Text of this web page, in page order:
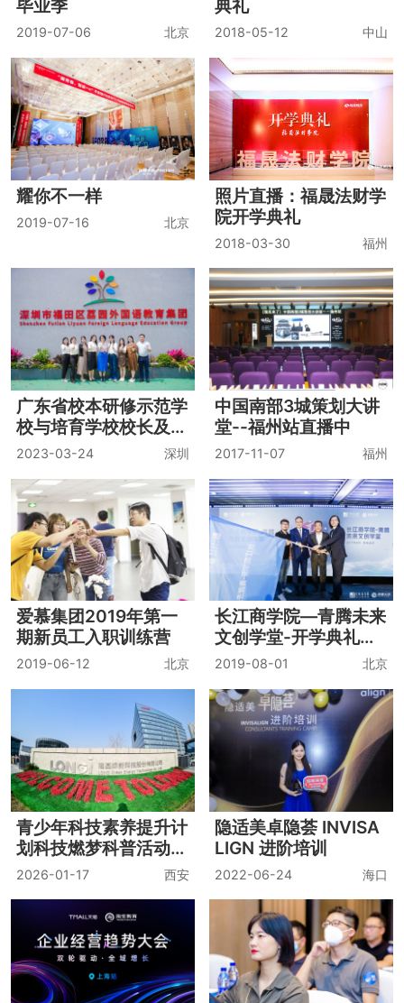
“国学经典进入园，传
统文化润心灵”--铭恩
德艺教育金贝贝幼儿园
2017年秋季开学典礼
2017-09-21 南宁
传习·文化大讲堂——
杨立华《知行本体：王
阳明的哲学》
2018-08-05
清华五道口金融MBA
毕业季
2019-07-06 北京
混沌大学●商学院开学
典礼
2018-05-12 中山
耀你不一样
2019-07-16 北京
照片直播：福晟法财学
院开学典礼
2018-03-30
广东省校本研修示范学
校与培育学校校长及首
席专家培训暨“自然生
长的教育”校本课程展
示
2023-03-24 深圳
中国南部3城策划大讲
堂--福州站直播中
2017-11-07 福州
爱慕集团2019年第一
期新员工入职训练营
2019-06-12 北京
长江商学院—青腾未来
文创学堂-开学典礼环
节
2019-08-01 北京